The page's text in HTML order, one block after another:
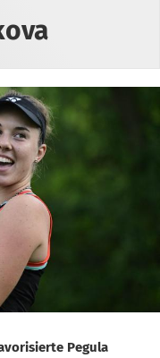
Pegula